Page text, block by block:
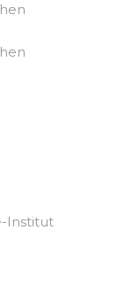
Institut